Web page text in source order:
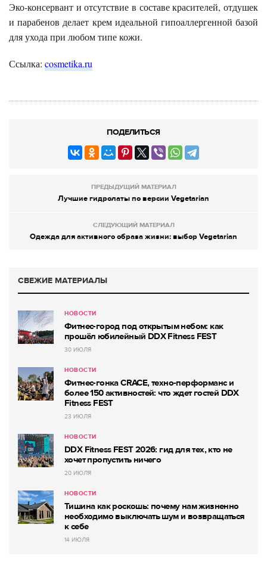
Эко-консервант и отсутствие в составе красителей, отдушек
и парабенов делает крем идеальной гипоаллергенной базой
для ухода при любом типе кожи.
Ссылка: cosmetika.ru
ПОДЕЛИТЬСЯ
ПРЕДЫДУЩИЙ МАТЕРИАЛ
Лучшие гидролаты по версии Vegetarian
СЛЕДУЮЩИЙ МАТЕРИАЛ
Одежда для активного образа жизни: выбор Vegetarian
СВЕЖИЕ МАТЕРИАЛЫ
НОВОСТИ
Фитнес-город под открытым небом: как
прошёл юбилейный DDX Fitness FEST
30 ИЮЛЯ
НОВОСТИ
Фитнес-гонка CRACE, техно-перформанс и
более 150 активностей: что ждет гостей DDX
Fitness FEST
23 ИЮЛЯ
НОВОСТИ
DDX Fitness FEST 2026: гид для тех, кто не
хочет пропустить ничего
20 ИЮЛЯ
НОВОСТИ
Тишина как роскошь: почему нам жизненно
необходимо выключать шум и возвращаться
к себе
14 ИЮЛЯ